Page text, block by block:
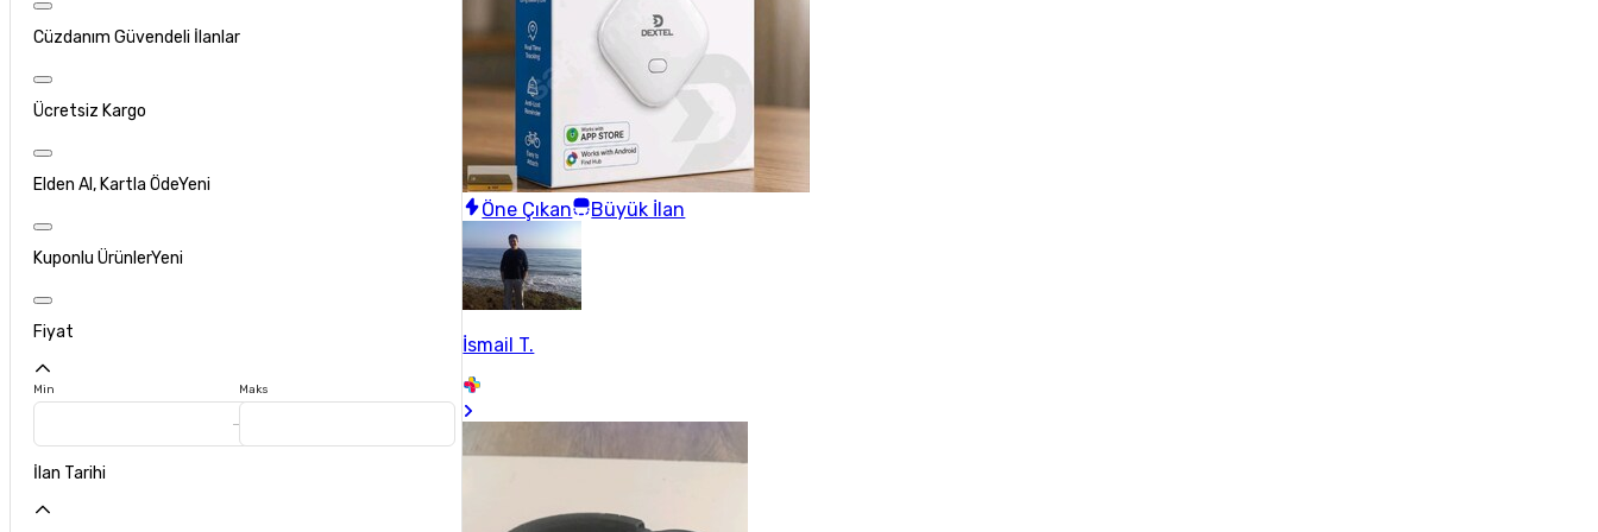
Cüzdanım Güvendeli İlanlar
Ücretsiz Kargo
Elden Al, Kartla ÖdeYeni
Kuponlu ÜrünlerYeni
Fiyat
Min Maks
İlan Tarihi
Öne Çıkan Büyük İlan
İsmail T.